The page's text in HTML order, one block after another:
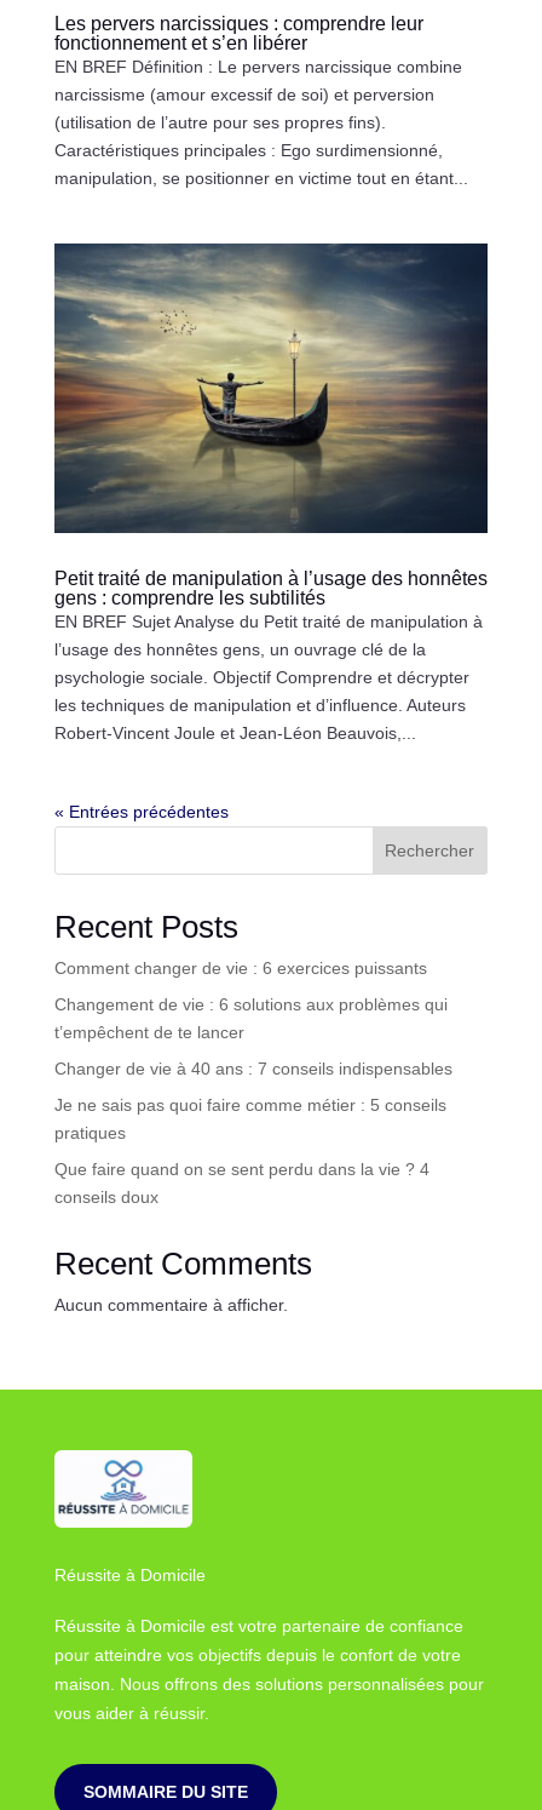
Les pervers narcissiques : comprendre leur
fonctionnement et s’en libérer
EN BREF Définition : Le pervers narcissique combine
narcissisme (amour excessif de soi) et perversion
(utilisation de l’autre pour ses propres fins).
Caractéristiques principales : Ego surdimensionné,
manipulation, se positionner en victime tout en étant...
Petit traité de manipulation à l’usage des honnêtes
gens : comprendre les subtilités
EN BREF Sujet Analyse du Petit traité de manipulation à
l’usage des honnêtes gens, un ouvrage clé de la
psychologie sociale. Objectif Comprendre et décrypter
les techniques de manipulation et d’influence. Auteurs
Robert-Vincent Joule et Jean-Léon Beauvois,...
« Entrées précédentes
Rechercher
Recent Posts
Comment changer de vie : 6 exercices puissants
Changement de vie : 6 solutions aux problèmes qui
t’empêchent de te lancer
Changer de vie à 40 ans : 7 conseils indispensables
Je ne sais pas quoi faire comme métier : 5 conseils
pratiques
Que faire quand on se sent perdu dans la vie ? 4
conseils doux
Recent Comments
Aucun commentaire à afficher.
Réussite à Domicile
Réussite à Domicile est votre partenaire de confiance
pour atteindre vos objectifs depuis le confort de votre
maison. Nous offrons des solutions personnalisées pour
vous aider à réussir.
SOMMAIRE DU SITE